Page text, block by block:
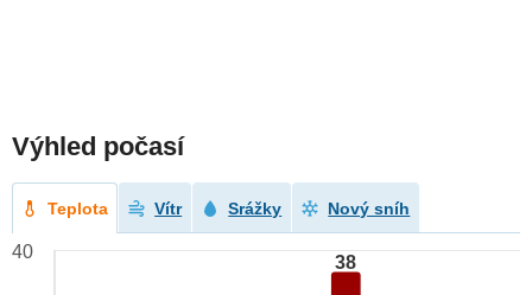
Výhled počasí
Teplota Vítr Srážky Nový sníh
38
40